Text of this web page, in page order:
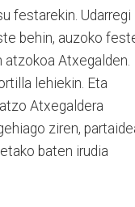
festarekin. Udarregi
behin, auzoko
atzokoa Atxegalden.
lehiekin. Eta
Atxegaldera
ziren,
baten irudia